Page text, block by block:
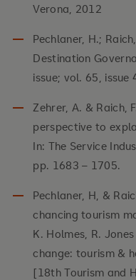
Verona, 2012
Pechlaner, H.;
Destination
issue; vol. 65, issue
Zehrer, A. & Raich,
perspective to
In: The Service
pp. 1683 – 1705.
Pechlaner, H, &
chancing tourism
K. Holmes, R.
change: tourism &
[18th Tourism and